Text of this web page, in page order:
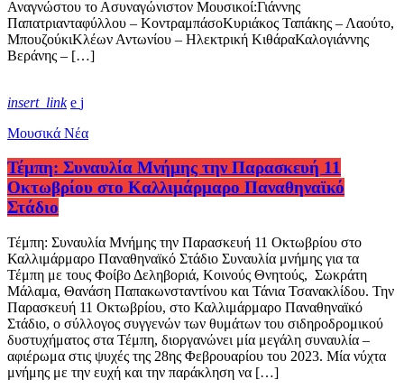
Αναγνώστου το Ασυναγώνιστον Μουσικοί:Γιάννης
Παπατριανταφύλλου – ΚοντραμπάσοΚυριάκος Ταπάκης – Λαούτο,
ΜπουζούκιΚλέων Αντωνίου – Ηλεκτρική ΚιθάραΚαλογιάννης
Βεράνης – […]
insert_link
Μουσικά Νέα
Τέμπη: Συναυλία Μνήμης την Παρασκευή 11
Οκτωβρίου στο Καλλιμάρμαρο Παναθηναϊκό
Στάδιο
Τέμπη: Συναυλία Μνήμης την Παρασκευή 11 Οκτωβρίου στο
Καλλιμάρμαρο Παναθηναϊκό Στάδιο Συναυλία μνήμης για τα
Τέμπη με τους Φοίβο Δεληβοριά, Κοινούς Θνητούς, Σωκράτη
Μάλαμα, Θανάση Παπακωνσταντίνου και Τάνια Τσανακλίδου. Την
Παρασκευή 11 Οκτωβρίου, στο Καλλιμάρμαρο Παναθηναϊκό
Στάδιο, ο σύλλογος συγγενών των θυμάτων του σιδηροδρομικού
δυστυχήματος στα Τέμπη, διοργανώνει μία μεγάλη συναυλία –
αφιέρωμα στις ψυχές της 28ης Φεβρουαρίου του 2023. Μία νύχτα
μνήμης με την ευχή και την παράκληση να […]